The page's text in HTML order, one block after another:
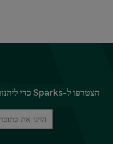
הצטרפו ל-Sparks כדי ליהנות מפינוקים ומהטבות, החל ב-10% הנחה על ביגוד וציוד לבית